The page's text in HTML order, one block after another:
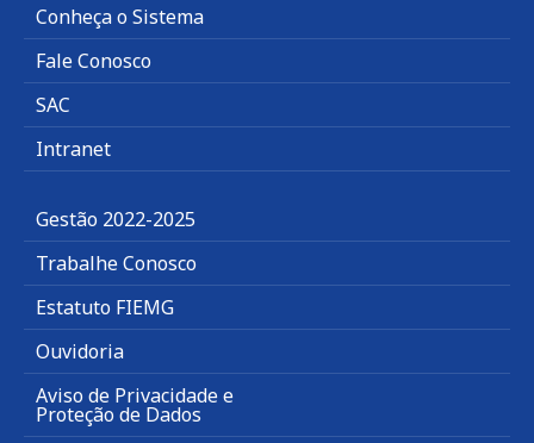
Conheça o Sistema
Fale Conosco
SAC
Intranet
Gestão 2022-2025
Trabalhe Conosco
Estatuto FIEMG
Ouvidoria
Aviso de Privacidade e
Proteção de Dados